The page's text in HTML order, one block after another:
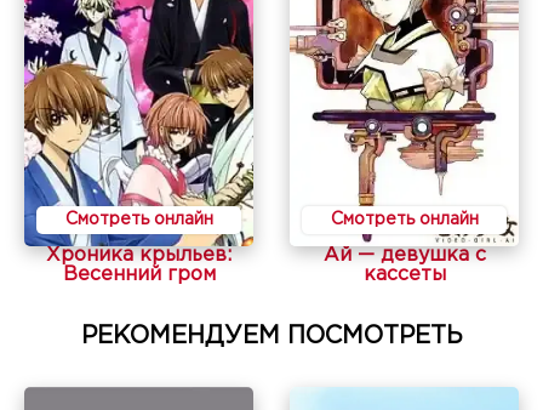
Смотреть онлайн
Хроника крыльев:
Весенний гром
Смотреть онлайн
Ай — девушка с
кассеты
РЕКОМЕНДУЕМ ПОСМОТРЕТЬ